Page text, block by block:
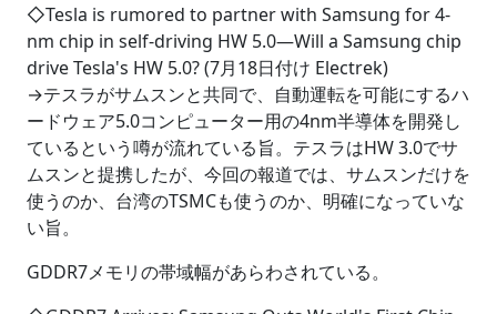
◇Tesla is rumored to partner with Samsung for 4-
nm chip in self-driving HW 5.0―Will a Samsung chip
drive Tesla's HW 5.0? (7月18日付け Electrek)
→テスラがサムスンと共同で、自動運転を可能にするハ
ードウェア5.0コンピューター用の4nm半導体を開発し
ているという噂が流れている旨。テスラはHW 3.0でサ
ムスンと提携したが、今回の報道では、サムスンだけを
使うのか、台湾のTSMCも使うのか、明確になっていな
い旨。
GDDR7メモリの帯域幅があらわされている。